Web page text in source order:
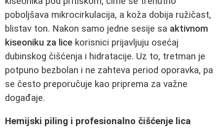
poboljšava mikrocirkulacija, a koža dobija ružičast,
blistav ton. Nakon samo jedne sesije sa aktivnom
kiseoniku za lice korisnici prijavljuju osećaj
dubinskog čišćenja i hidratacije. Uz to, tretman je
potpuno bezbolan i ne zahteva period oporavka, pa
se često preporučuje kao priprema za važne
događaje.
Hemijski piling i profesionalno čišćenje lica